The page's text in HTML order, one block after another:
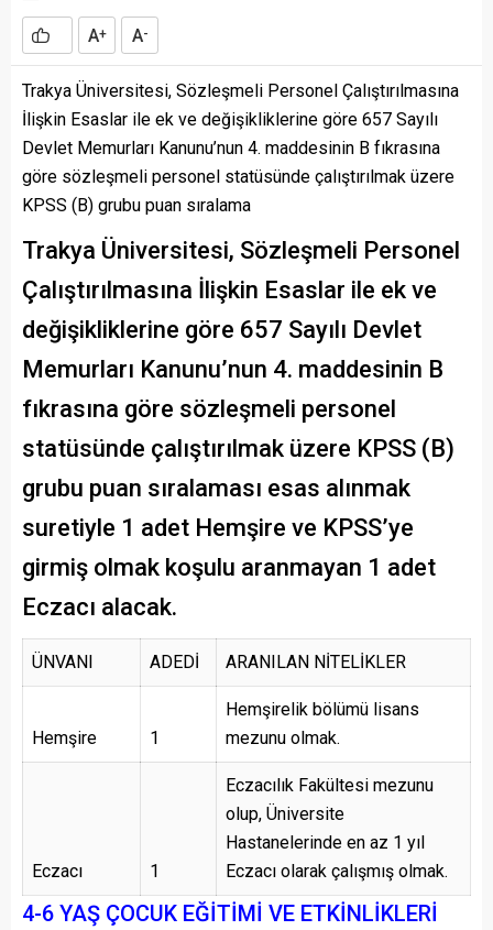
A+ A-
Trakya Üniversitesi, Sözleşmeli Personel Çalıştırılmasına
İlişkin Esaslar ile ek ve değişikliklerine göre 657 Sayılı
Devlet Memurları Kanunu’nun 4. maddesinin B fıkrasına
göre sözleşmeli personel statüsünde çalıştırılmak üzere
KPSS (B) grubu puan sıralama
Trakya Üniversitesi, Sözleşmeli Personel
Çalıştırılmasına İlişkin Esaslar ile ek ve
değişikliklerine göre 657 Sayılı Devlet
Memurları Kanunu’nun 4. maddesinin B
fıkrasına göre sözleşmeli personel
statüsünde çalıştırılmak üzere KPSS (B)
grubu puan sıralaması esas alınmak
suretiyle 1 adet Hemşire ve KPSS’ye
girmiş olmak koşulu aranmayan 1 adet
Eczacı alacak.
ÜNVANI ADEDİ ARANILAN NİTELİKLER
Hemşire 1
Hemşirelik bölümü lisans
mezunu olmak.
Eczacı 1
Eczacılık Fakültesi mezunu
olup, Üniversite
Hastanelerinde en az 1 yıl
Eczacı olarak çalışmış olmak.
4-6 YAŞ ÇOCUK EĞİTİMİ VE ETKİNLİKLERİ